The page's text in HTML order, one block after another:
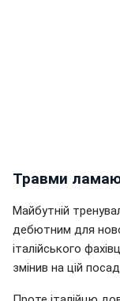
Травми
Майбутній
дебютним для
італійського
змінив на цій